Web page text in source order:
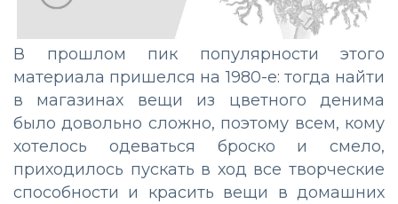
В прошлом пик популярности этого
материала пришелся на 1980-е: тогда найти
в магазинах вещи из цветного денима
было довольно сложно, поэтому всем, кому
хотелось одеваться броско и смело,
приходилось пускать в ход все творческие
способности и красить вещи в домашних